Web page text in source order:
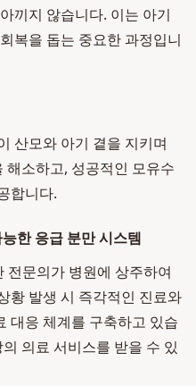
끼지 않습니다. 이는 아기
복을 돕는 중요한 과정입니
산모와 아기 곁을 지키며
소하고, 성공적인 모유수
합니다.
한 응급 분만 시스템
전문의가 병원에 상주하여
황 발생 시 즉각적인 진료와
대응 체계를 구축하고 있습
의료 서비스를 받을 수 있